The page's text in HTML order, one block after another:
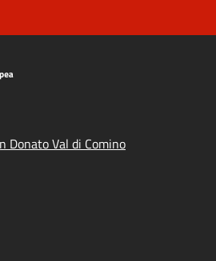
Donato Val di Comino